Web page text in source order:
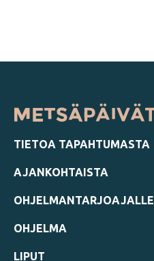
TIETOA TAPAHTUMASTA
AJANKOHTAISTA
OHJELMANTARJOAJALLE
OHJELMA
LIPUT